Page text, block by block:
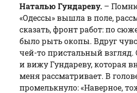
Наталью Гундареву. –
«Одессы» вышла в поле,
сказать, фронт работ: по
было рыть окопы. Вдруг
чей-то пристальный
и вижу Гундареву, которая
меня рассматривает. В
промелькнуло: «Наверное,